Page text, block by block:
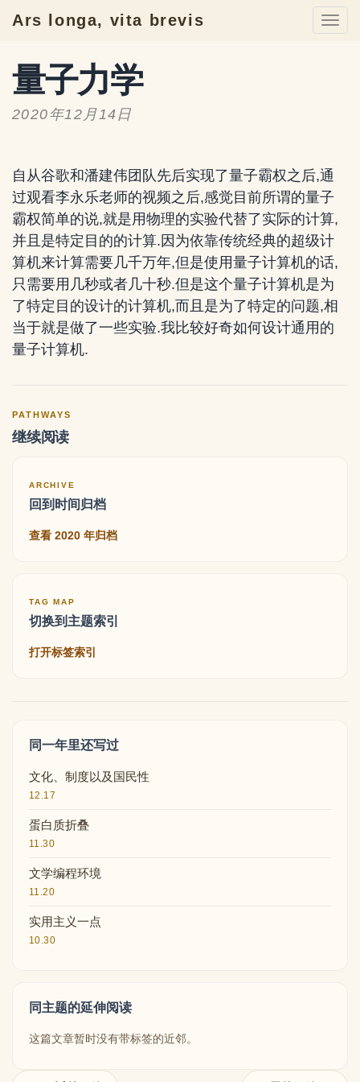
Ars longa, vita brevis
量子力学
2020年12月14日
自从谷歌和潘建伟团队先后实现了量子霸权之后,通
过观看李永乐老师的视频之后,感觉目前所谓的量子
霸权简单的说,就是用物理的实验代替了实际的计算,
并且是特定目的的计算.因为依靠传统经典的超级计
算机来计算需要几千万年,但是使用量子计算机的话,
只需要用几秒或者几十秒.但是这个量子计算机是为
了特定目的设计的计算机,而且是为了特定的问题,相
当于就是做了一些实验.我比较好奇如何设计通用的
量子计算机.
PATHWAYS
继续阅读
ARCHIVE
回到时间归档
查看 2020 年归档
TAG MAP
切换到主题索引
打开标签索引
同一年里还写过
文化、制度以及国民性
12.17
蛋白质折叠
11.30
文学编程环境
11.20
实用主义一点
10.30
同主题的延伸阅读
这篇文章暂时没有带标签的近邻。